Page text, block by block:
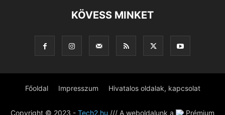
KÖVESS MINKET
Főoldal Impresszum Hivatalos oldalak, kapcsolat
Copyright © 2023 - Tech2.hu /// A weboldalunk a Prémium